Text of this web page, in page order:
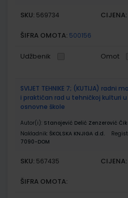
SKU: 569734 CIJENA:
ŠIFRA OMOTA: 500156
Udžbenik Omot
SVIJET TEHNIKE 7; (KUTIJA) radni
i praktičan rad u tehničkoj kulturi
osnovne škole
Autor(i): Stanojević Delić Zenzerović
Nakladnik: ŠKOLSKA KNJIGA d.d.
7090-DOM
SKU: 567435 CIJENA:
ŠIFRA OMOTA: